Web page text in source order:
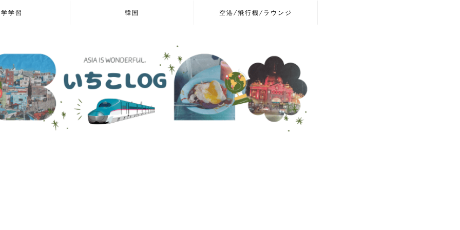
学習 韓国 空港/飛行機/ラウンジ